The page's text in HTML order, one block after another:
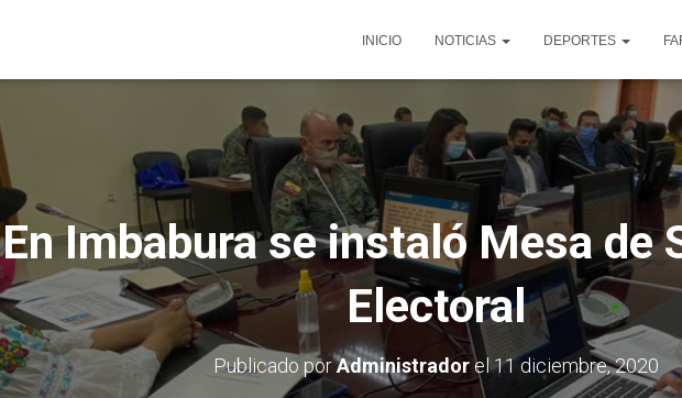
INICIO NOTICIAS DEPORTES
En Imbabura se instaló Mesa de
Electoral
Publicado porAdministradorel11 diciembre, 2020